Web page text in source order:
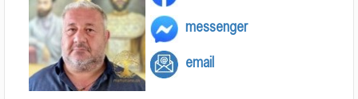
messenger
email